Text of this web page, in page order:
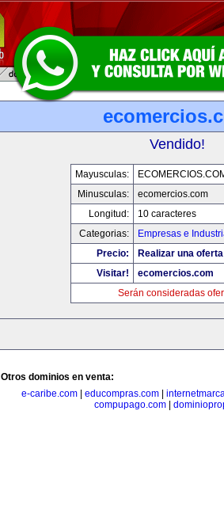
Vendido!
Mayusculas:
Minusculas:
ecomercios.com
Longitud:
10 caracteres
Categorias:
Empresas e
Precio:
Realizar una
Visitar!
ecomercios.com
Serán consideradas
Otros dominios en venta:
e-caribe.com| educompras.com|
compupago.com|